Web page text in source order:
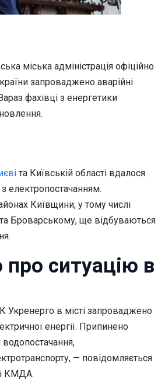
міська адміністрація офіційно
запроваджено аварійні
фахівці з енергетики
та Київській області вдалося
електропостачанням.
Київщини, у тому числі
Броварському, ще відбуваються
ситуацію в
Укренерго в місті запроваджено
енергії. Припинено
— повідомляється
КМДА.